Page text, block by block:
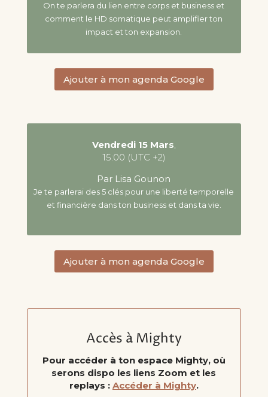
On te parlera du lien entre corps et business et
comment le HD somatique peut amplifier ton
impact et ton expansion.
Ajouter à mon agenda Google
Vendredi 15 Mars,
15:00 (UTC +2)
Par Lisa Gounon
Je te parlerai des 5 clés pour une liberté temporelle
et financière dans ton business et dans ta vie.
Ajouter à mon agenda Google
Accès à Mighty
Pour accéder à ton espace Mighty, où
serons dispo les liens Zoom et les
replays : Accéder à Mighty.